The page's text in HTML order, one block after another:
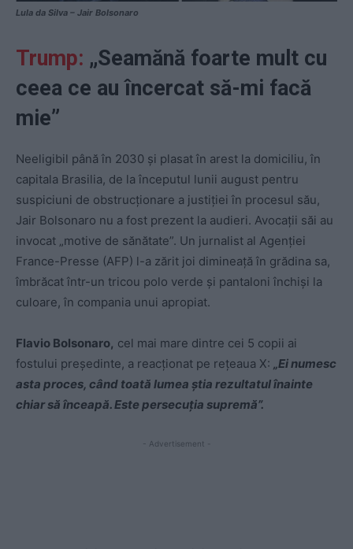
Lula da Silva – Jair Bolsonaro
Trump: „Seamănă foarte mult cu
ceea ce au încercat să-mi facă
mie”
Neeligibil până în 2030 şi plasat în arest la domiciliu, în
capitala Brasilia, de la începutul lunii august pentru
suspiciuni de obstrucţionare a justiției în procesul său,
Jair Bolsonaro nu a fost prezent la audieri. Avocații săi au
invocat „motive de sănătate”. Un jurnalist al Agenţiei
France-Presse (AFP) l-a zărit joi dimineaţă în grădina sa,
îmbrăcat într-un tricou polo verde şi pantaloni închişi la
culoare, în compania unui apropiat.
Flavio Bolsonaro, cel mai mare dintre cei 5 copii ai
fostului preşedinte, a reacţionat pe reţeaua X: „Ei numesc
asta proces, când toată lumea ştia rezultatul înainte
chiar să înceapă. Este persecuţia supremă”.
- Advertisement -